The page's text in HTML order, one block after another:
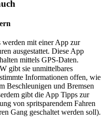
werden mit einer App zur
ausgestattet. Diese App
mittels GPS-Daten.
gibt sie unmittelbares
Informationen offen, wie
Beschleunigen und Bremsen
gibt die App Tipps zur
von spritsparendem Fahren
Gang geschaltet werden soll).